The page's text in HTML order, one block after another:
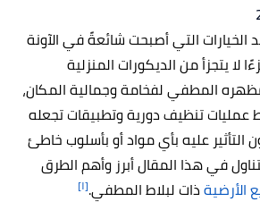
الخيارات التي أصبحت شائعةً في الآونة
لا يتجزأ من الديكورات المنزلية
مظهره المطفي لفخامة وجمالية المكان،
عمليات تنظيف دورية وتطبيقات تجعله
التأثير عليه بأي مواد أو بأسلوب خاطئ
في هذا المقال أبرز وأهم الطرق
الأرضيةذات لبلاط المطفي.[١]